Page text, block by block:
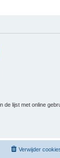
de lijst met online
Verwijder